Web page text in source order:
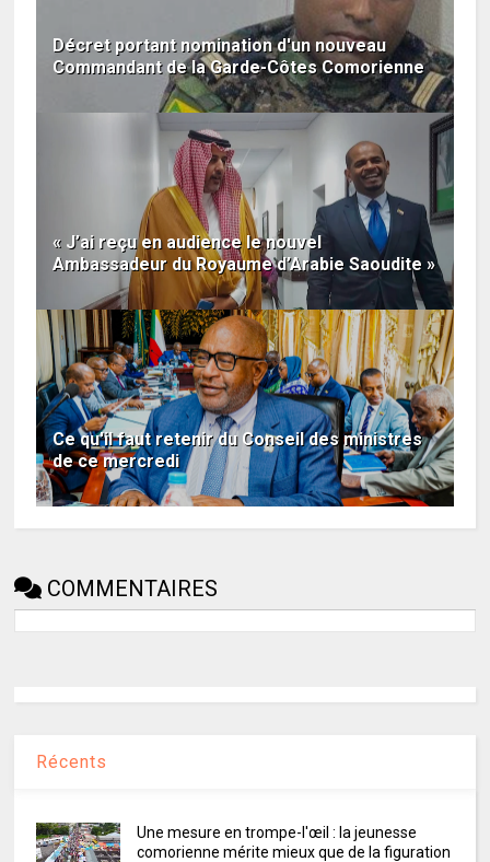
Décret portant nomination d'un nouveau
Commandant de la Garde-Côtes Comorienne
« J’ai reçu en audience le nouvel
Ambassadeur du Royaume d’Arabie Saoudite »
Ce qu'il faut retenir du Conseil des ministres
de ce mercredi
COMMENTAIRES
Récents
Une mesure en trompe-l'œil : la jeunesse
comorienne mérite mieux que de la figuration